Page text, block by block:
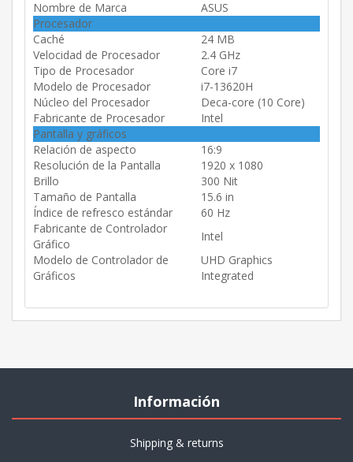
Nombre de Marca
ASUS
Procesador
Caché
24 MB
Velocidad de Procesador
2.4 GHz
Tipo de Procesador
Core i7
Modelo de Procesador
i7-13620H
Núcleo del Procesador
Deca-core (10 Core)
Fabricante de Procesador
Intel
Pantalla y gráficos
Relación de aspecto
16:9
Resolución de la Pantalla
1920 x 1080
Brillo
300 Nit
Tamaño de Pantalla
15.6 in
Índice de refresco estándar
60 Hz
Fabricante de Controlador
Gráfico
Intel
Modelo de Controlador de
Gráficos
UHD Graphics
Integrated
Información
Shipping & returns